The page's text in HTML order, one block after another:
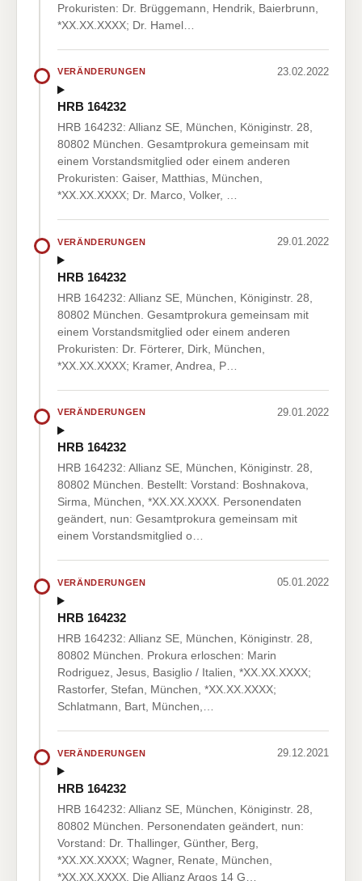
Prokuristen: Dr. Brüggemann, Hendrik, Baierbrunn,
*XX.XX.XXXX; Dr. Hamel…
VERÄNDERUNGEN 23.02.2022
HRB 164232
HRB 164232: Allianz SE, München, Königinstr. 28,
80802 München. Gesamtprokura gemeinsam mit
einem Vorstandsmitglied oder einem anderen
Prokuristen: Gaiser, Matthias, München,
*XX.XX.XXXX; Dr. Marco, Volker, …
VERÄNDERUNGEN 29.01.2022
HRB 164232
HRB 164232: Allianz SE, München, Königinstr. 28,
80802 München. Gesamtprokura gemeinsam mit
einem Vorstandsmitglied oder einem anderen
Prokuristen: Dr. Förterer, Dirk, München,
*XX.XX.XXXX; Kramer, Andrea, P…
VERÄNDERUNGEN 29.01.2022
HRB 164232
HRB 164232: Allianz SE, München, Königinstr. 28,
80802 München. Bestellt: Vorstand: Boshnakova,
Sirma, München, *XX.XX.XXXX. Personendaten
geändert, nun: Gesamtprokura gemeinsam mit
einem Vorstandsmitglied o…
VERÄNDERUNGEN 05.01.2022
HRB 164232
HRB 164232: Allianz SE, München, Königinstr. 28,
80802 München. Prokura erloschen: Marin
Rodriguez, Jesus, Basiglio / Italien, *XX.XX.XXXX;
Rastorfer, Stefan, München, *XX.XX.XXXX;
Schlatmann, Bart, München,…
VERÄNDERUNGEN 29.12.2021
HRB 164232
HRB 164232: Allianz SE, München, Königinstr. 28,
80802 München. Personendaten geändert, nun:
Vorstand: Dr. Thallinger, Günther, Berg,
*XX.XX.XXXX; Wagner, Renate, München,
*XX.XX.XXXX. Die Allianz Argos 14 G…